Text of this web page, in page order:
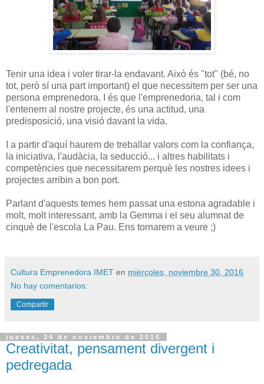
Tenir una idea i voler tirar-la endavant. Això és "tot" (bé, no
tot, però sí una part important) el que necessitem per ser una
persona emprenedora. I és que l'emprenedoria, tal i com
l'entenem al nostre projecte, és una actitud, una
predisposició, una visió davant la vida.
I a partir d'aquí haurem de treballar valors com la confiança,
la iniciativa, l'audàcia, la seducció... i altres habilitats i
competències que necessitarem perquè les nostres idees i
projectes arribin a bon port.
Parlant d'aquests temes hem passat una estona agradable i
molt, molt interessant, amb la Gemma i el seu alumnat de
cinquè de l'escola La Pau. Ens tornarem a veure ;)
Cultura Emprenedora IMET en miércoles, noviembre 30, 2016
No hay comentarios:
Compartir
jueves, 24 de noviembre de 2016
Creativitat, pensament divergent i
pedregada